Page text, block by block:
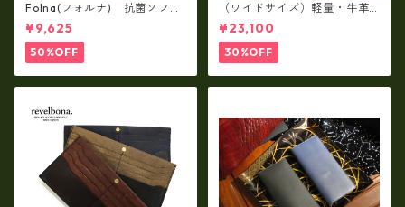
Folna(フォルナ) 抗菌ソフト
スムースレザー トートバッグ
¥9,625
50%OFF
（ワイドサイズ）軽量・牛革
製品・2WAYヌメ革トートバッ
グ（A3サイズ/日本製）(高収
納）ir-02G
¥23,100
30%OFF